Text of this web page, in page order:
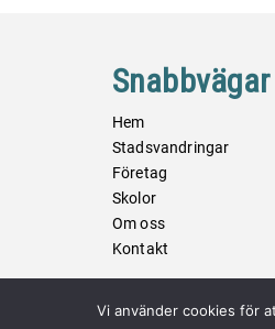
Snabbvägar
Hem
Stadsvandringar
Företag
Skolor
Om oss
Kontakt
Vi använder cookies för